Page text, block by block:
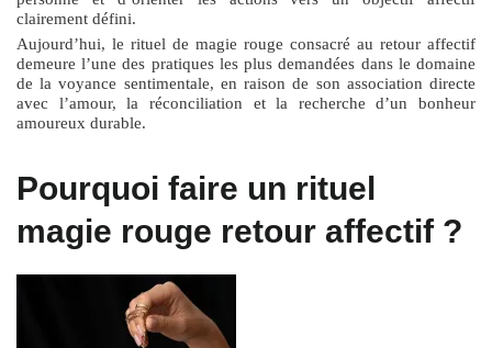
clairement défini.
Aujourd’hui, le rituel de magie rouge consacré au retour affectif
demeure l’une des pratiques les plus demandées dans le domaine
de la voyance sentimentale, en raison de son association directe
avec l’amour, la réconciliation et la recherche d’un bonheur
amoureux durable.
Pourquoi faire un rituel
magie rouge retour affectif ?